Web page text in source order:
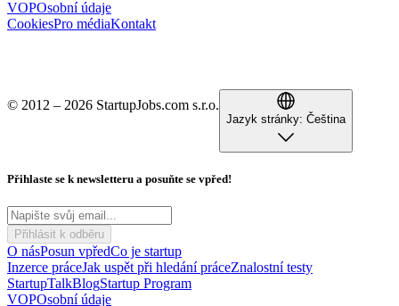
VOPOsobní údaje
CookiesPro médiaKontakt
© 2012 – 2026 StartupJobs.com s.r.o.
Jazyk stránky: Čeština
Přihlaste se k newsletteru a posuňte se vpřed!
Přihlásit k odběru
O násPosun vpředCo je startup
Inzerce práceJak uspět při hledání práceZnalostní testy
StartupTalkBlogStartup Program
VOPOsobní údaje